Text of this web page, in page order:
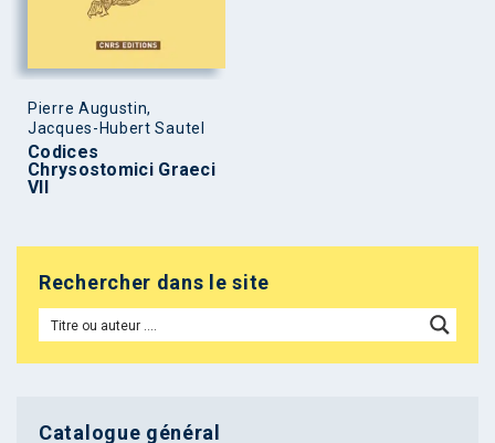
Pierre Augustin,
Jacques-Hubert Sautel
Codices
Chrysostomici Graeci
VII
Rechercher dans le site
Catalogue général